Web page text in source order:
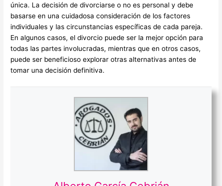
única. La decisión de divorciarse o no es personal y debe
basarse en una cuidadosa consideración de los factores
individuales y las circunstancias específicas de cada pareja.
En algunos casos, el divorcio puede ser la mejor opción para
todas las partes involucradas, mientras que en otros casos,
puede ser beneficioso explorar otras alternativas antes de
tomar una decisión definitiva.